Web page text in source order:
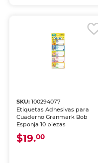
SKU:100294077
Etiquetas Adhesivas para
Cuaderno Granmark Bob
Esponja 10 piezas
$19.00